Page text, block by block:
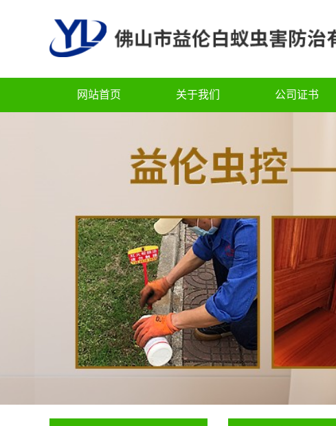
网站首页 关于我们 公司证书